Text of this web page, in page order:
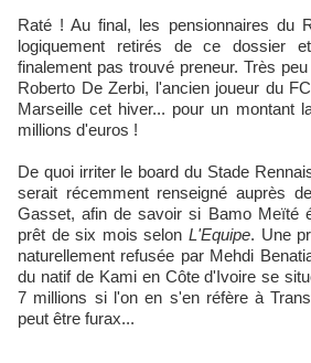
Raté ! Au final, les pensionnaires du
logiquement retirés de ce dossier
finalement pas trouvé preneur. Très
Roberto De Zerbi, l'ancien joueur du
Marseille cet hiver... pour un montant
millions d'euros !
De quoi irriter le board du Stade
serait récemment renseigné auprès
Gasset, afin de savoir si Bamo Meïté
prêt de six mois selon L'Equipe. Une
naturellement refusée par Mehdi
du natif de Kami en Côte d'Ivoire se
7 millions si l'on en s'en réfère à
peut être furax...